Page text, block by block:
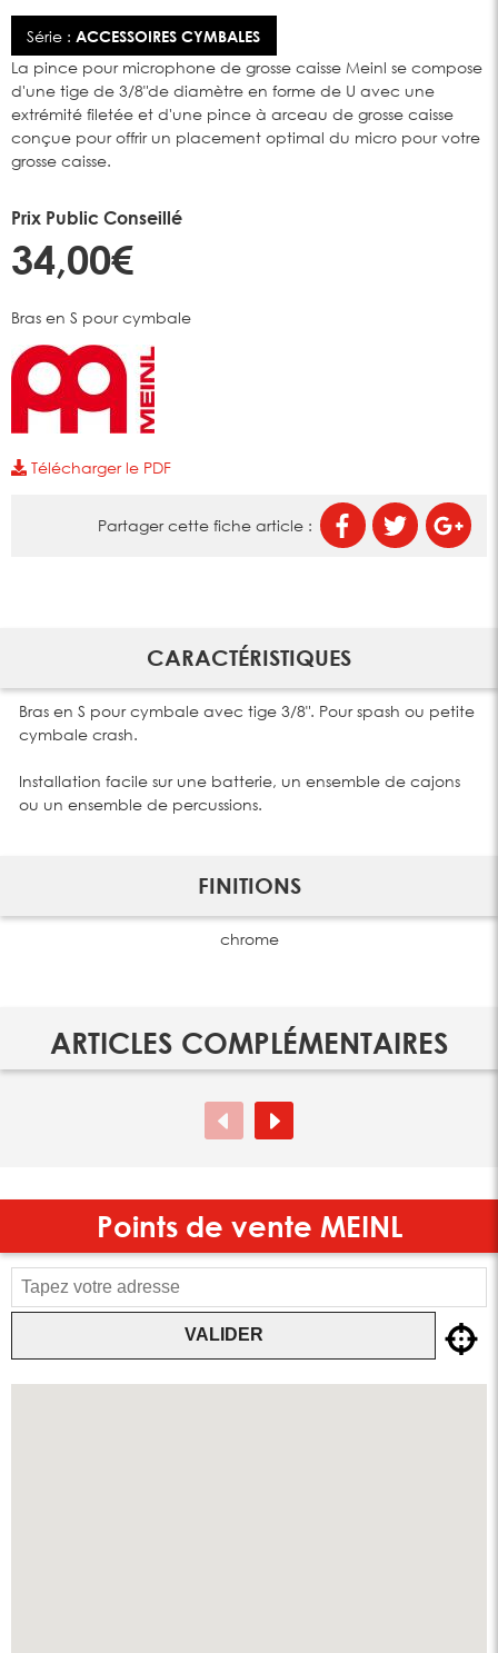
Série :ACCESSOIRES CYMBALES
La pince pour microphone de grosse caisse Meinl se compose
d'une tige de 3/8"de diamètre en forme de U avec une
extrémité filetée et d'une pince à arceau de grosse caisse
conçue pour offrir un placement optimal du micro pour votre
grosse caisse.
Prix Public Conseillé
34,00€
Bras en S pour cymbale
Télécharger le PDF
Partager cette fiche article :
CARACTÉRISTIQUES
Bras en S pour cymbale avec tige 3/8". Pour spash ou petite
cymbale crash.
Installation facile sur une batterie, un ensemble de cajons
ou un ensemble de percussions.
FINITIONS
chrome
ARTICLES COMPLÉMENTAIRES
Points de vente MEINL
VALIDER